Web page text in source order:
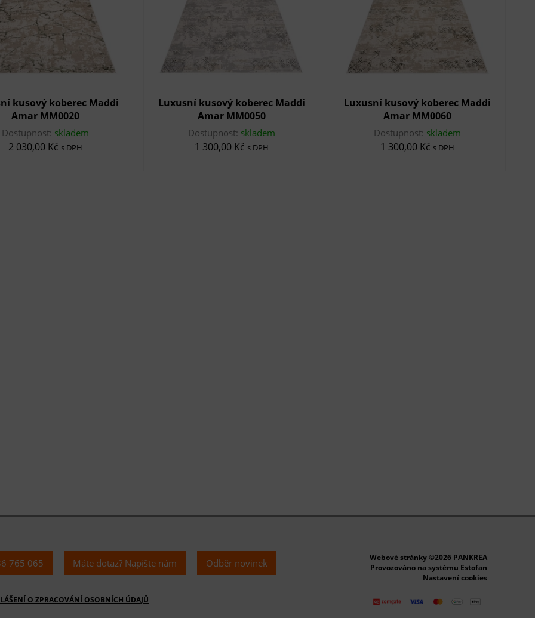
kusový koberec Maddi
Amar MM0020
Dostupnost: skladem
2 030,00 Kč s DPH
Luxusní kusový koberec Maddi
Amar MM0050
Dostupnost: skladem
1 300,00 Kč s DPH
Luxusní kusový koberec Maddi
Amar MM0060
Dostupnost: skladem
1 300,00 Kč s DPH
O ZPRACOVÁNÍ OSOBNÍCH ÚDAJŮ
765 065 Máte dotaz? Napište nám Odběr novinek
Webové stránky ©2026 PANKREA
Provozováno na systému Estofan
Nastavení cookies